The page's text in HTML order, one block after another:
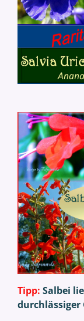
Tipp: Salbei
durchlässiger